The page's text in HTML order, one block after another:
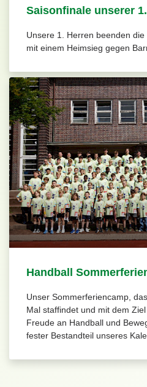
Saisonfinale unserer
Unsere 1. Herren beenden
mit einem Heimsieg gegen
Handball
Unser Sommerferiencamp,
Mal staffindet und mit dem
Freude an Handball und
fester Bestandteil unseres